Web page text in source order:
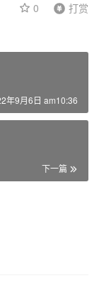
0 打赏
年9月6日 am10:36
下一篇